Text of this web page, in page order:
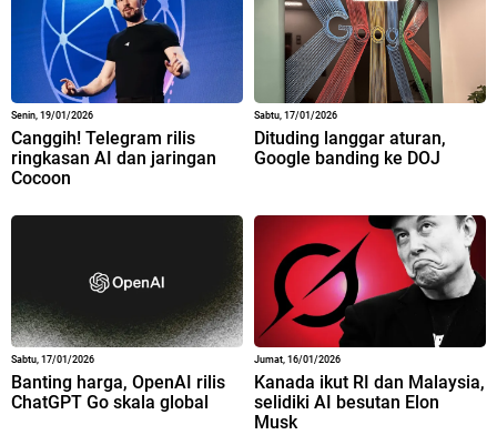
Senin, 19/01/2026
Canggih! Telegram rilis
ringkasan AI dan jaringan
Cocoon
Sabtu, 17/01/2026
Dituding langgar aturan,
Google banding ke DOJ
Sabtu, 17/01/2026
Banting harga, OpenAI rilis
ChatGPT Go skala global
Jumat, 16/01/2026
Kanada ikut RI dan Malaysia,
selidiki AI besutan Elon
Musk